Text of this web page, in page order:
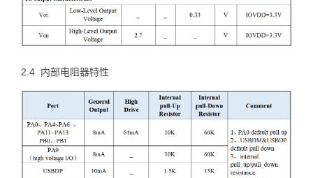
2.4 内部电阻器特性